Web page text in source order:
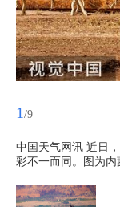
1 /9
中国天气网讯 近日
彩不一而同。图为